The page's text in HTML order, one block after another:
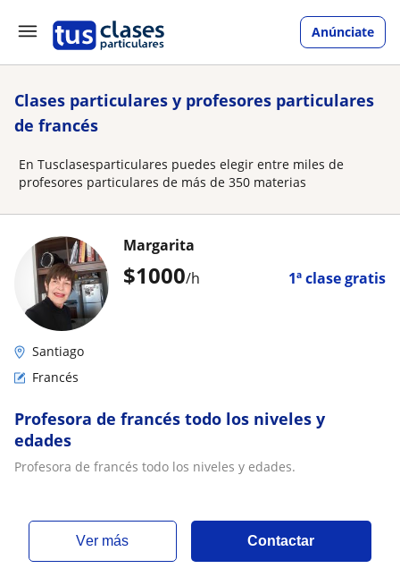
Anúnciate
Clases particulares y profesores particulares
de francés
En Tusclasesparticulares puedes elegir entre miles de
profesores particulares de más de 350 materias
$1000/h 1ª clase gratis
Margarita
Santiago
Francés
Profesora de francés todo los niveles y
edades
Profesora de francés todo los niveles y edades.
ver más Contactar